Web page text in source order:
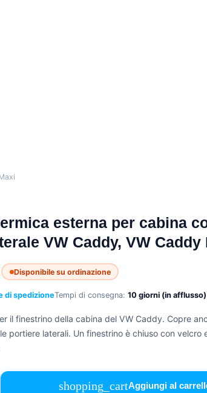
esterna per cabina
VW Caddy, VW Caddy
Disponibile su ordinazione
di spedizioneTempi di consegna: 10 giorni (in afflusso)
il finestrino della cabina del VW Caddy. Copre
portiere laterali. Un finestrino è chiuso con velcro
shopping_cartAggiungi al